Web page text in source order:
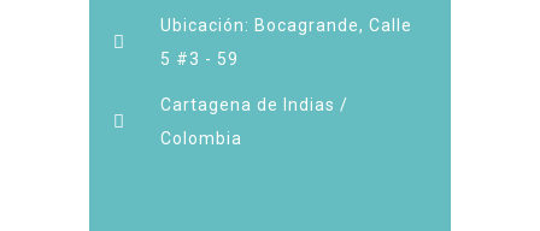
Ubicación: Bocagrande, Calle
5 #3 - 59
Cartagena de Indias /
Colombia